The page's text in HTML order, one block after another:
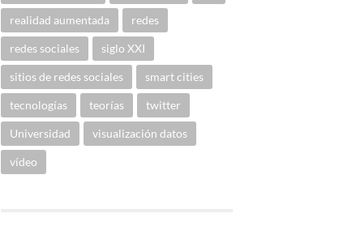
realidad aumentada redes
redes sociales siglo XXI
sitios de redes sociales smart cities
tecnologías teorías twitter
Universidad visualización datos
vídeo